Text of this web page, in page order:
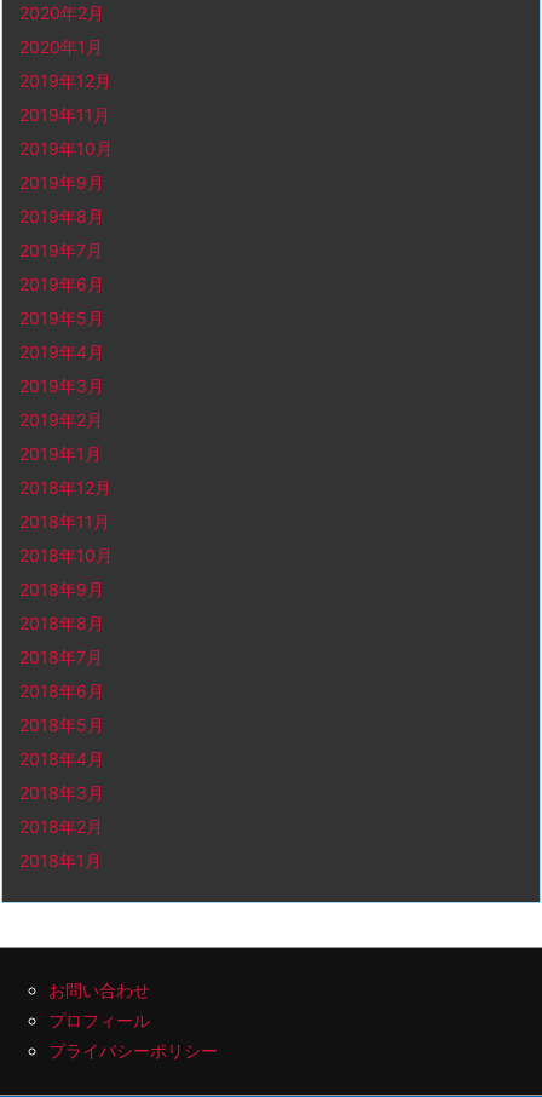
2020年2月
2020年1月
2019年12月
2019年11月
2019年10月
2019年9月
2019年8月
2019年7月
2019年6月
2019年5月
2019年4月
2019年3月
2019年2月
2019年1月
2018年12月
2018年11月
2018年10月
2018年9月
2018年8月
2018年7月
2018年6月
2018年5月
2018年4月
2018年3月
2018年2月
2018年1月
お問い合わせ
プロフィール
プライバシーポリシー